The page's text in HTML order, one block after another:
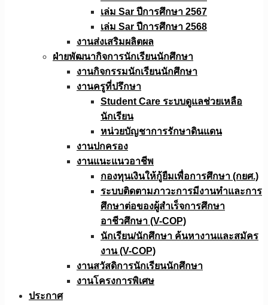
เล่ม Sar ปีการศึกษา 2567
เล่ม Sar ปีการศึกษา 2568
งานส่งเสริมผลิตผล
ฝ่ายพัฒนากิจการนักเรียนนักศึกษา
งานกิจกรรมนักเรียนนักศึกษา
งานครูที่ปรึกษา
Student Care ระบบดูแลช่วยเหลือ
นักเรียน
หน่วยบัญชาการรักษาดินแดน
งานปกครอง
งานแนะแนวอาชีพ
กองทุนเงินให้กู้ยืมเพื่อการศึกษา (กยศ.)
ระบบติดตามภาวะการมีงานทำและการ
ศึกษาต่อของผู้สำเร็จการศึกษา
อาชีวศึกษา (V-COP)
นักเรียน/นักศึกษา ค้นหางานและสมัคร
งาน (V-COP)
งานสวัสดิการนักเรียนนักศึกษา
งานโครงการพิเศษ
ประกาศ